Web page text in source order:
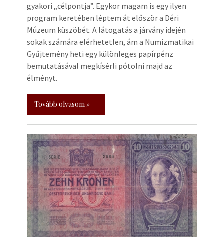
gyakori „célpontja”. Egykor magam is egy ilyen
program keretében léptem át először a Déri
Múzeum küszöbét. A látogatás a járvány idején
sokak számára elérhetetlen, ám a Numizmatikai
Gyűjtemény heti egy különleges papírpénz
bemutatásával megkísérli pótolni majd az
élményt.
Tovább olvasom »